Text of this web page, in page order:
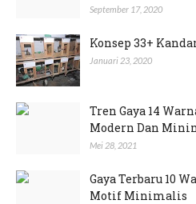
September 17, 2020
Konsep 33+
Januari 23, 2020
Tren Gaya 14
Modern Dan
Mei 28, 2021
Gaya Terbaru 10
Motif Minimalis